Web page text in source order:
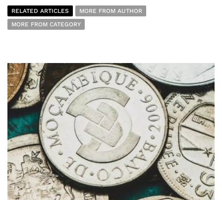
RELATED ARTICLES
MORE FROM AUTHOR
MORE FROM CATEGORY